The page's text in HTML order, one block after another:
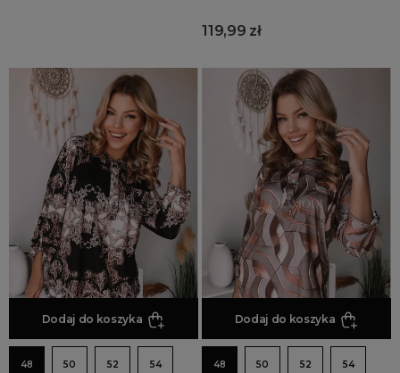
119,99 zł
Dodaj do koszyka
48 50 52 54
Dodaj do koszyka
48 50 52 54